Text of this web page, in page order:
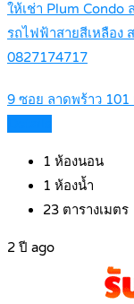
ให้เช่า Plum Condo
รถไฟฟ้าสายสีเหลือง
0827174717
9 ซอย ลาดพร้าว 101
1 ห้องนอน
1 ห้องน้ำ
23 ตารางเมตร
2 ปี ago